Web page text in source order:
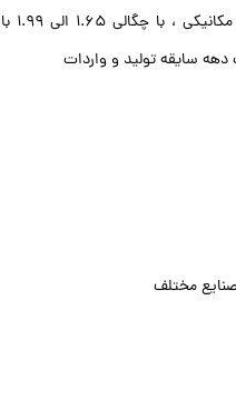
کربنی ، رینگ گرافیتی ، بوش گرافیتی ، ذغال های مکانیکی تخصصی مکانیکی ، با چگالی 1.65 الی 1.99 با
دهه سایقه تولید و واردات
مختلف